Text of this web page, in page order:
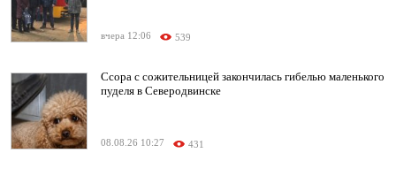
вчера 12:06 539
Ссора с сожительницей закончилась гибелью маленького
пуделя в Северодвинске
08.08.26 10:27 431